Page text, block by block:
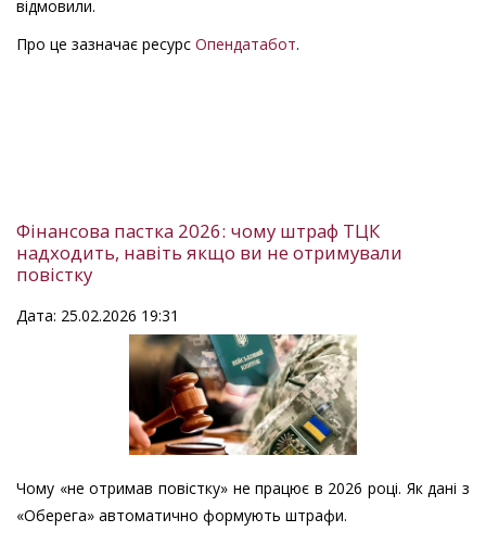
відмовили.
Про це зазначає ресурс Опендатабот.
Фінансова пастка 2026: чому штраф ТЦК
надходить, навіть якщо ви не отримували
повістку
Дата: 25.02.2026 19:31
Чому «не отримав повістку» не працює в 2026 році. Як дані з
«Оберега» автоматично формують штрафи.